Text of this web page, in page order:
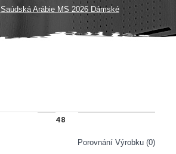
Saúdská Arábie MS 2026 Dámské
Porovnání Výrobku (0)